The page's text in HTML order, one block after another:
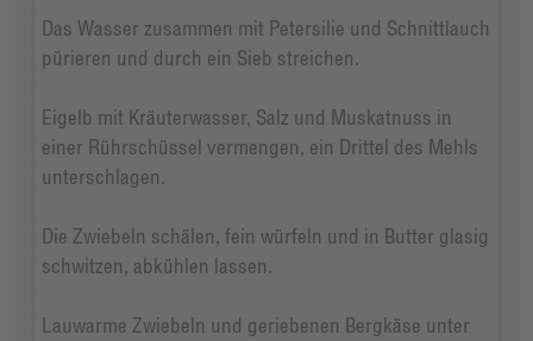
Das Wasser zusammen mit Petersilie und Schnittlauch
pürieren und durch ein Sieb streichen.
Eigelb mit Kräuterwasser, Salz und Muskatnuss in
einer Rührschüssel vermengen, ein Drittel des Mehls
unterschlagen.
Die Zwiebeln schälen, fein würfeln und in Butter glasig
schwitzen, abkühlen lassen.
Lauwarme Zwiebeln und geriebenen Bergkäse unter